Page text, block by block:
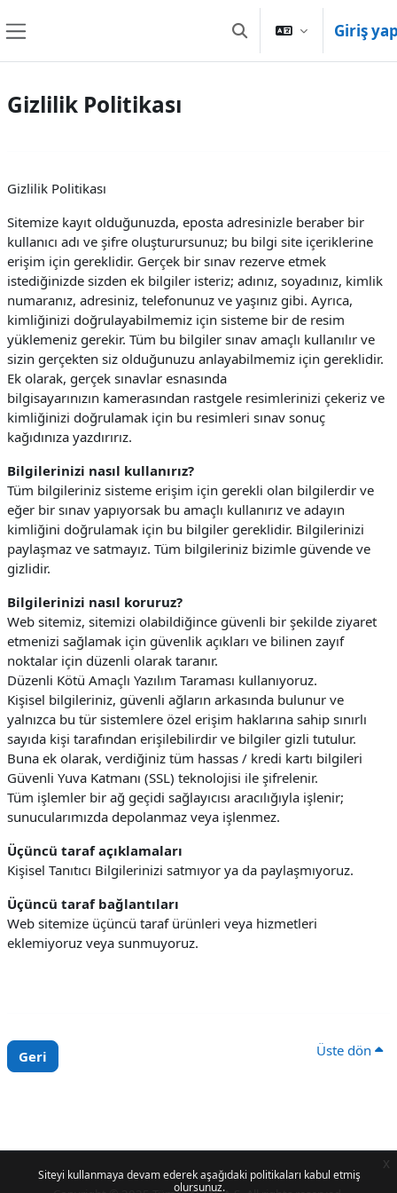
Siteyi kullanmaya devam ederek aşağıdaki politikaları kabul etmiş
olursunuz.
x
Arama girişini değiştir
Giriş
Gizlilik Politikası
Gizlilik Politikası
Sitemize kayıt olduğunuzda, eposta adresinizle beraber bir
kullanıcı adı ve şifre oluşturursunuz; bu bilgi site içeriklerine
erişim için gereklidir. Gerçek bir sınav rezerve etmek
istediğinizde sizden ek bilgiler isteriz; adınız, soyadınız, kimlik
numaranız, adresiniz, telefonunuz ve yaşınız gibi. Ayrıca,
kimliğinizi doğrulayabilmemiz için sisteme bir de resim
yüklemeniz gerekir. Tüm bu bilgiler sınav amaçlı kullanılır ve
sizin gerçekten siz olduğunuzu anlayabilmemiz için gereklidir.
Ek olarak, gerçek sınavlar esnasında
bilgisayarınızın kamerasından rastgele resimlerinizi çekeriz ve
kimliğinizi doğrulamak için bu resimleri sınav sonuç
kağıdınıza yazdırırız.
Bilgilerinizi nasıl kullanırız?
Tüm bilgileriniz sisteme erişim için gerekli olan bilgilerdir ve
eğer bir sınav yapıyorsak bu amaçlı kullanırız ve adayın
kimliğini doğrulamak için bu bilgiler gereklidir. Bilgilerinizi
paylaşmaz ve satmayız. Tüm bilgileriniz bizimle güvende ve
gizlidir.
Bilgilerinizi nasıl koruruz?
Web sitemiz, sitemizi olabildiğince güvenli bir şekilde ziyaret
etmenizi sağlamak için güvenlik açıkları ve bilinen zayıf
noktalar için düzenli olarak taranır.
Düzenli Kötü Amaçlı Yazılım Taraması kullanıyoruz.
Kişisel bilgileriniz, güvenli ağların arkasında bulunur ve
yalnızca bu tür sistemlere özel erişim haklarına sahip sınırlı
sayıda kişi tarafından erişilebilirdir ve bilgiler gizli tutulur.
Buna ek olarak, verdiğiniz tüm hassas / kredi kartı bilgileri
Güvenli Yuva Katmanı (SSL) teknolojisi ile şifrelenir.
Tüm işlemler bir ağ geçidi sağlayıcısı aracılığıyla işlenir;
sunucularımızda depolanmaz veya işlenmez.
Üçüncü taraf açıklamaları
Kişisel Tanıtıcı Bilgilerinizi satmıyor ya da paylaşmıyoruz.
Üçüncü taraf bağlantıları
Web sitemize üçüncü taraf ürünleri veya hizmetleri
eklemiyoruz veya sunmuyoruz.
Geri Üste dön